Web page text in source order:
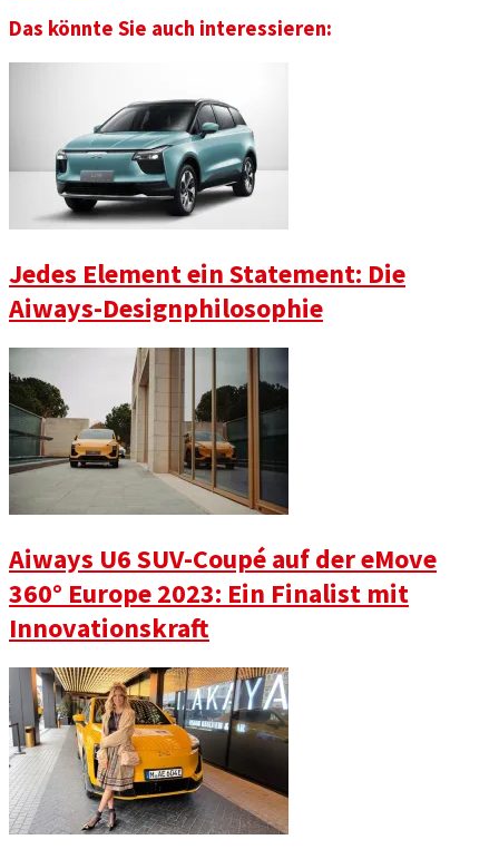
Das könnte Sie auch interessieren:
Jedes Element ein Statement: Die
Aiways-Designphilosophie
Aiways U6 SUV-Coupé auf der eMove
360° Europe 2023: Ein Finalist mit
Innovationskraft